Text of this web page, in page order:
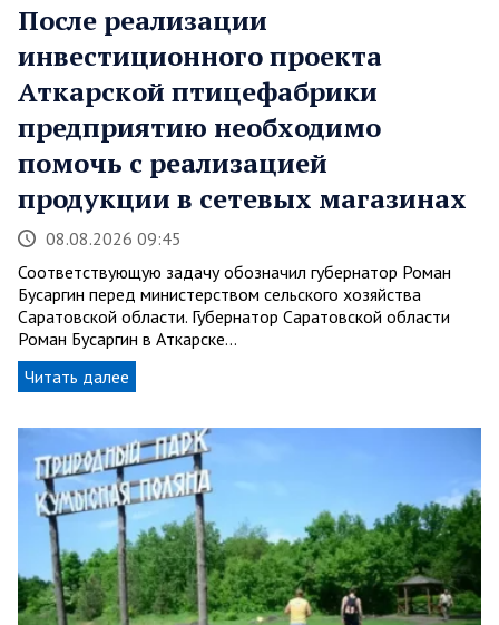
После реализации
инвестиционного проекта
Аткарской птицефабрики
предприятию необходимо
помочь с реализацией
продукции в сетевых магазинах
08.08.2026 09:45
Соответствующую задачу обозначил губернатор Роман
Бусаргин перед министерством сельского хозяйства
Саратовской области. Губернатор Саратовской области
Роман Бусаргин в Аткарске…
Читать далее